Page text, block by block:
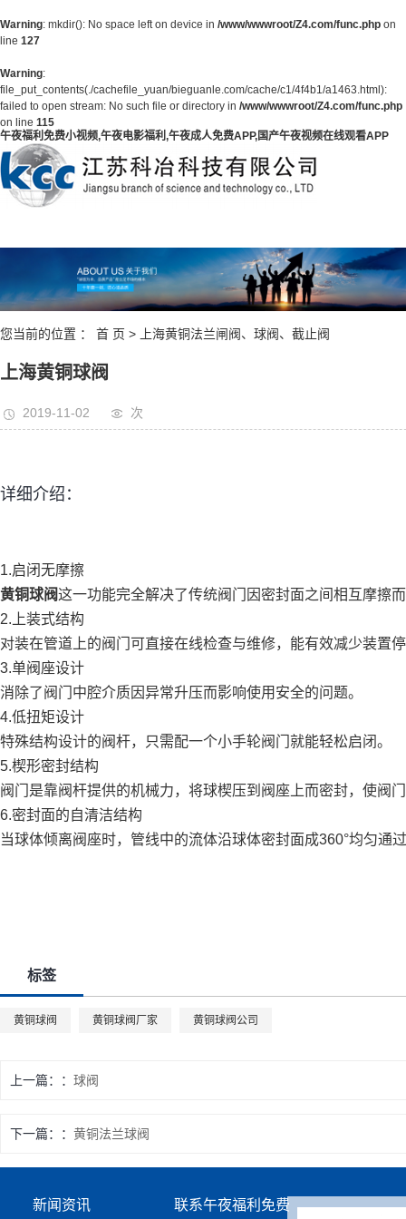
Warning: mkdir(): No space left on device in /www/wwwroot/Z4.com/func.php on
line 127
Warning:
file_put_contents(./cachefile_yuan/bieguanle.com/cache/c1/4f4b1/a1463.html):
failed to open stream: No such file or directory in /www/wwwroot/Z4.com/func.php
on line 115
午夜福利免费小视频,午夜电影福利,午夜成人免费APP,国产午夜视频在线观看APP
您当前的位置 ： 首 页 > 上海黄铜法兰闸阀、球阀、截止阀
上海黄铜球阀
2019-11-02 次
详细介绍：
1.启闭无摩擦
黄铜球阀这一功能完全解决了传统阀门因密封面之间相互摩擦
2.上装式结构
对装在管道上的阀门可直接在线检查与维修，能有效减少装置
3.单阀座设计
消除了阀门中腔介质因异常升压而影响使用安全的问题。
4.低扭矩设计
特殊结构设计的阀杆，只需配一个小手轮阀门就能轻松启闭。
5.楔形密封结构
阀门是靠阀杆提供的机械力，将球楔压到阀座上而密封，使阀
6.密封面的自清洁结构
当球体倾离阀座时，管线中的流体沿球体密封面成360°均匀
标签
黄铜球阀 黄铜球阀厂家 黄铜球阀公司
上一篇： 球阀
下一篇： 黄铜法兰球阀
新闻资讯 联系午夜福利免费